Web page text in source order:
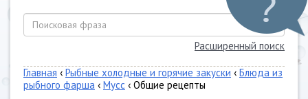
Расширенный поиск
Главная ‹ Рыбные холодные и горячие закуски ‹ Блюда из
рыбного фарша ‹ Мусс ‹ Общие рецепты